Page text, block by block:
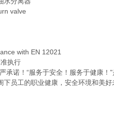
valve
with EN 12021
执行
承诺！“服务于安全！服务于健康！
下员工的职业健康，安全环境和美好